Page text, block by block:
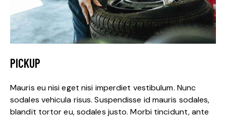
PICKUP
Mauris eu nisi eget nisi imperdiet vestibulum. Nunc
sodales vehicula risus. Suspendisse id mauris sodales,
blandit tortor eu, sodales justo. Morbi tincidunt, ante